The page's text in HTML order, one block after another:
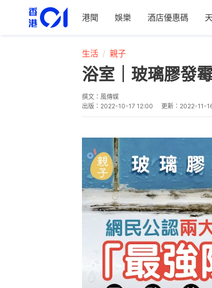
港聞 娛樂 酒店優惠碼
生活 親子
浴室｜玻璃膠發
撰文： 風傳媒
出版： 2022-10-17 12:00 更新： 2022-11-